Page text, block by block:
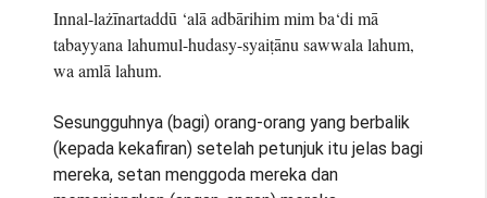
Innal-lażīnartaddū ‘alā adbārihim mim ba‘di mā
tabayyana lahumul-hudasy-syaiṭānu sawwala lahum,
wa amlā lahum.
Sesungguhnya (bagi) orang-orang yang berbalik
(kepada kekafiran) setelah petunjuk itu jelas bagi
mereka, setan menggoda mereka dan